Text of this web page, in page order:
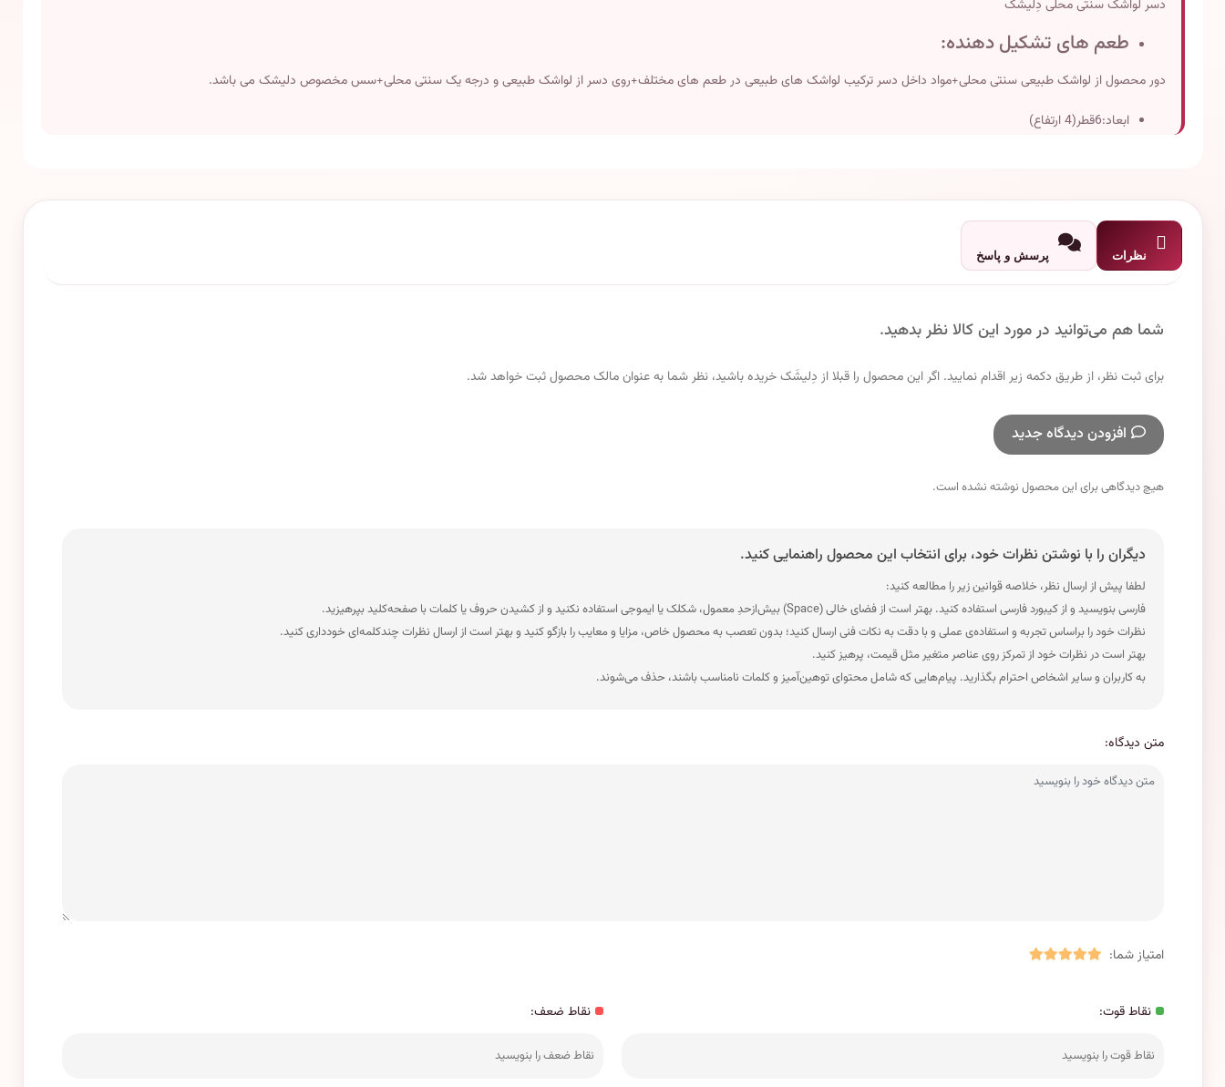
دسر لواشک سنتی محلی دِلیشَک
طعم های تشکیل دهنده:
دور محصول از لواشک طبیعی سنتی محلی+مواد داخل دسر ترکیب لواشک های طبیعی در طعم های مختلف+روی دسر از لواشک طبیعی و درجه یک سنتی محلی+سس مخصوص دلیشک می باشد.
ابعاد:6قطر(4 ارتفاع)
نظرات پرسش و پاسخ
شما هم می‌توانید در مورد این کالا نظر بدهید.
برای ثبت نظر، از طریق دکمه زیر اقدام نمایید. اگر این محصول را قبلا از دِلیشَک خریده باشید، نظر شما به عنوان مالک محصول ثبت خواهد شد.
افزودن دیدگاه جدید
هیچ دیدگاهی برای این محصول نوشته نشده است.
دیگران را با نوشتن نظرات خود، برای انتخاب این محصول راهنمایی کنید.
لطفا پیش از ارسال نظر، خلاصه قوانین زیر را مطالعه کنید:
فارسی بنویسید و از کیبورد فارسی استفاده کنید. بهتر است از فضای خالی (Space) بیش‌از‌حدِ معمول، شکلک یا ایموجی استفاده نکنید و از کشیدن حروف یا کلمات با صفحه‌کلید بپرهیزید.
نظرات خود را براساس تجربه و استفاده‌ی عملی و با دقت به نکات فنی ارسال کنید؛ بدون تعصب به محصول خاص، مزایا و معایب را بازگو کنید و بهتر است از ارسال نظرات چندکلمه‌‌ای خودداری کنید.
بهتر است در نظرات خود از تمرکز روی عناصر متغیر مثل قیمت، پرهیز کنید.
به کاربران و سایر اشخاص احترام بگذارید. پیام‌هایی که شامل محتوای توهین‌آمیز و کلمات نامناسب باشند، حذف می‌شوند.
متن دیدگاه:
امتیاز شما:
نقاط قوت: نقاط ضعف: